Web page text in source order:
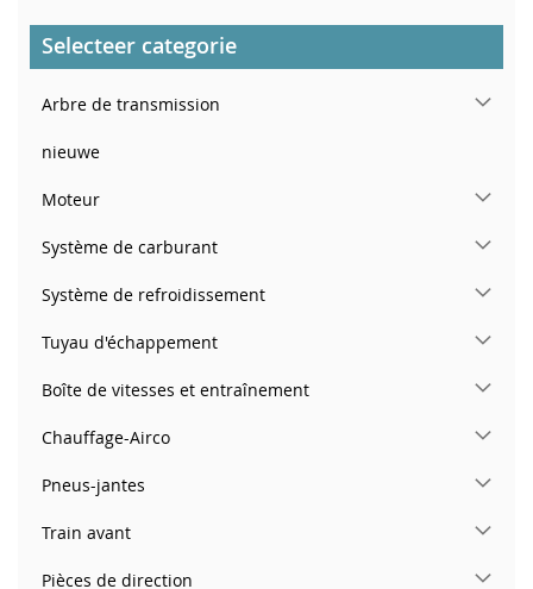
Selecteer categorie
Arbre de transmission
nieuwe
Moteur
Système de carburant
Système de refroidissement
Tuyau d'échappement
Boîte de vitesses et entraînement
Chauffage-Airco
Pneus-jantes
Train avant
Pièces de direction